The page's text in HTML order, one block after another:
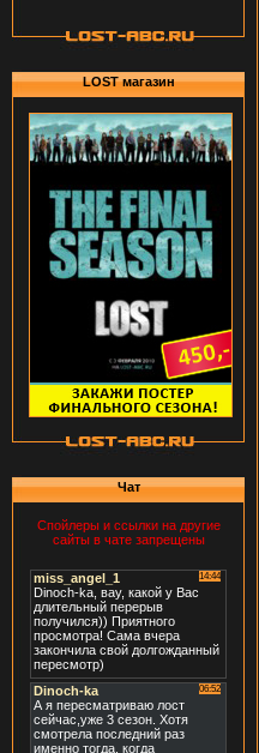
LOST магазин
Чат
Спойлеры и ссылки на другие
сайты в чате запрещены